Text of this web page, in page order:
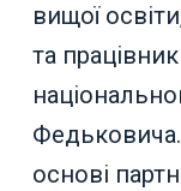
вищої
та
основі